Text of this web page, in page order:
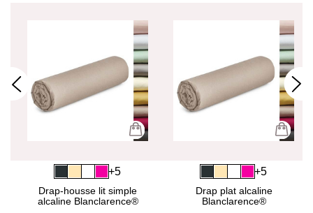
Drap-housse lit simple
alcaline Blanclarence®
+5
Drap plat alcaline
Blanclarence®
+5